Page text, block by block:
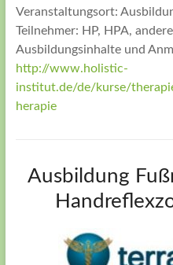
Veranstaltungsort:
Teilnehmer: HP, HPA,
Ausbildungsinhalte und
http://www.holistic-
institut.de/de/kurse/
herapie
Ausbildung